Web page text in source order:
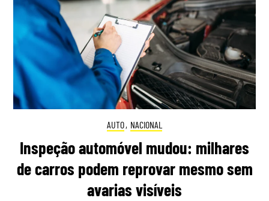
AUTO, NACIONAL
Inspeção automóvel mudou: milhares
de carros podem reprovar mesmo sem
avarias visíveis